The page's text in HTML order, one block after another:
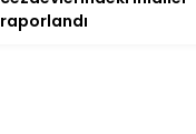
raporlandı